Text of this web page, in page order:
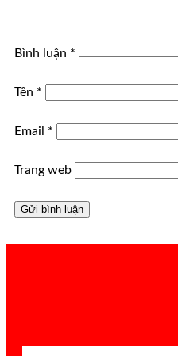
Bình luận *
Tên *
Email *
Trang web